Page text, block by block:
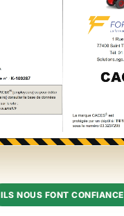
ILS NOUS FONT CONFIANCE